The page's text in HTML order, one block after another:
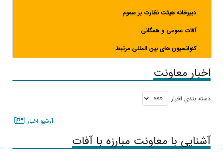
دبیرخانه هیئت نظارت بر سموم
آفات عمومی و همگانی
کنوانسیون های بین المللی مرتبط
اخبار معاونت
دسته بندي اخبار
آرشيو اخبار
آشنایی با معاونت مبارزه با آفات